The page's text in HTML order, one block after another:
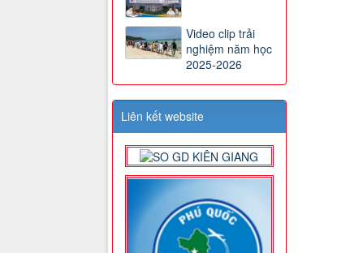
Video clip trải
nghiệm năm học
2025-2026
Liên kết website